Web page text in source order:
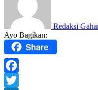
Redaksi
Ayo Bagikan:
Share
Facebook